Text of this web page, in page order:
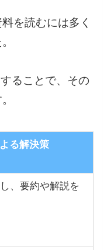
を読むには多く
ることで、その
る解決策
、要約や解説を